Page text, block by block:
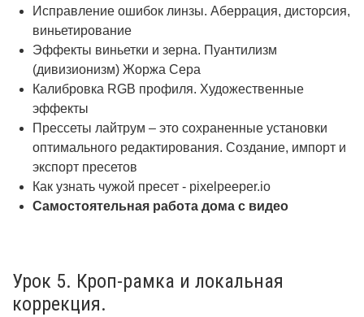
Исправление ошибок линзы. Аберрация, дисторсия,
виньетирование
Эффекты виньетки и зерна. Пуантилизм
(дивизионизм) Жоржа Сера
Калибровка RGB профиля. Художественные
эффекты
Прессеты лайтрум – это сохраненные установки
оптимального редактирования. Создание, импорт и
экспорт пресетов
Как узнать чужой пресет - pixelpeeper.io
Самостоятельная работа дома с видео
Урок 5. Кроп-рамка и локальная
коррекция.